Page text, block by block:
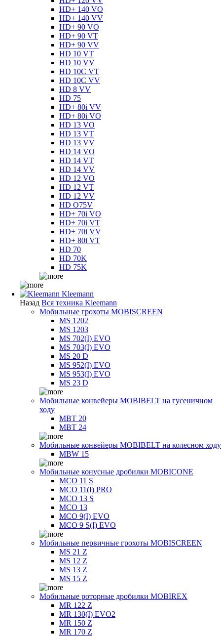
HD+ 140 VO
HD+ 140 VV
HD+ 90 VO
HD+ 90 VT
HD+ 90 VV
HD 10 VT
HD 10 VV
HD 10C VT
HD 10C VV
HD 8 VV
HD 75
HD+ 80i VV
HD+ 80i VO
HD 13 VO
HD 13 VT
HD 13 VV
HD 14 VO
HD 14 VT
HD 14 VV
HD 12 VO
HD 12 VT
HD 12 VV
HD O75V
HD+ 70i VO
HD+ 70i VT
HD+ 70i VV
HD+ 80i VT
HD 70
HD 70K
HD 75K
Kleemann
Назад Вся техника Kleemann
Мобильные грохоты MOBISCREEN
MS 1202
MS 1203
MS 702(I) EVO
MS 703(I) EVO
MS 20 D
MS 952(I) EVO
MS 953(I) EVO
MS 23 D
Мобильные конвейеры MOBIBELT на гусеничном
ходу
MBT 20
MBT 24
Мобильные конвейеры MOBIBELT на колесном ходу
MBW 15
Мобильные конусные дробилки MOBICONE
MCO 11 S
MCO 11(I) PRO
MCO 13 S
MCO 13
MCO 9(I) EVO
MCO 9 S(I) EVO
Мобильные первичные грохоты MOBISCREEN
MS 21 Z
MS 12 Z
MS 13 Z
MS 15 Z
Мобильные роторные дробилки MOBIREX
MR 122 Z
MR 130(I) EVO2
MR 150 Z
MR 170 Z